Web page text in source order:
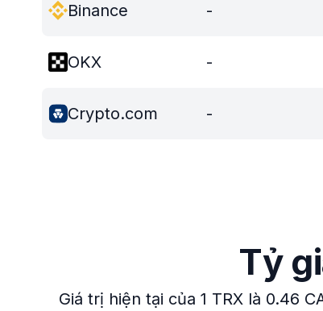
Binance -
OKX -
Crypto.com -
Tỷ
Giá trị hiện tại của 1 TRX là 0.46